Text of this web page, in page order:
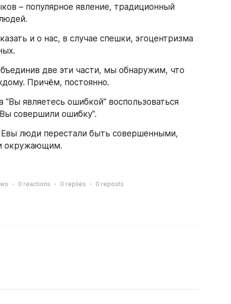
– популярное явление, традиционный
и о нас, в случае спешки, эгоцентризма
две эти части, мы обнаружим, что
Причём, постоянно.
являетесь ошибкой" воспользоваться
совершили ошибку".
люди перестали быть совершенными,
окружающим.
0 reactions 0 replies 0 reposts